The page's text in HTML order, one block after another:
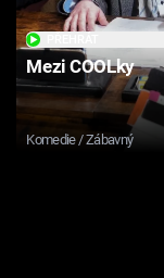
Mezi COOLky
Komedie / Zábavný